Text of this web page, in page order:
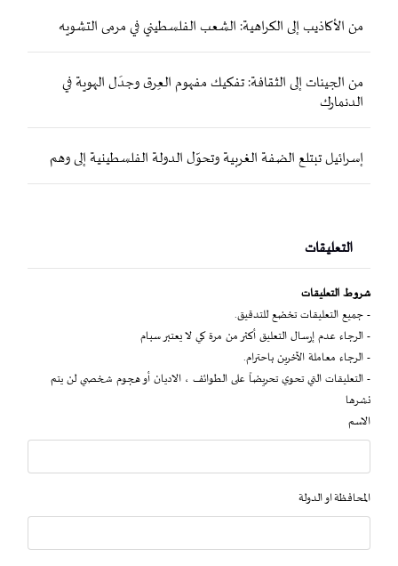
من الأكاذيب إلى الكراهية: الشعب الفلسطيني في مرمى التشويه
من الجينات إلى الثقافة: تفكيك مفهوم العِرق وجدَل الهوية في
الدنمارك
إسرائيل تبتلع الضفة الغربية وتحوّل الدولة الفلسطينية إلى وهم
التعليقات
شروط التعليقات
- جميع التعليقات تخضع للتدقيق.
- الرجاء عدم إرسال التعليق أكثر من مرة كي لا يعتبر سبام
- الرجاء معاملة الآخرين باحترام.
- التعليقات التي تحوي تحريضاً على الطوائف ، الاديان أو هجوم شخصي لن يتم
نشرها
الاسم
المحافظة او الدولة